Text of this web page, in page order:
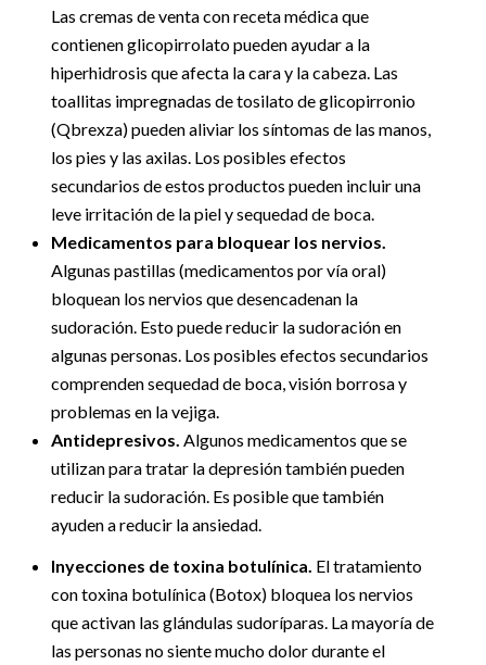
Las cremas de venta con receta médica que
contienen glicopirrolato pueden ayudar a la
hiperhidrosis que afecta la cara y la cabeza. Las
toallitas impregnadas de tosilato de glicopirronio
(Qbrexza) pueden aliviar los síntomas de las manos,
los pies y las axilas. Los posibles efectos
secundarios de estos productos pueden incluir una
leve irritación de la piel y sequedad de boca.
Medicamentos para bloquear los nervios.
Algunas pastillas (medicamentos por vía oral)
bloquean los nervios que desencadenan la
sudoración. Esto puede reducir la sudoración en
algunas personas. Los posibles efectos secundarios
comprenden sequedad de boca, visión borrosa y
problemas en la vejiga.
Antidepresivos. Algunos medicamentos que se
utilizan para tratar la depresión también pueden
reducir la sudoración. Es posible que también
ayuden a reducir la ansiedad.
Inyecciones de toxina botulínica. El tratamiento
con toxina botulínica (Botox) bloquea los nervios
que activan las glándulas sudoríparas. La mayoría de
las personas no siente mucho dolor durante el